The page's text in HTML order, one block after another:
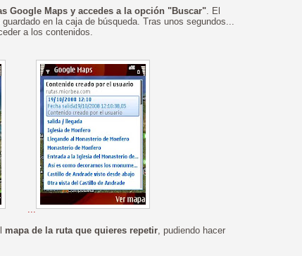
Google Maps y accedes a la opción "Buscar". El
en la caja de búsqueda. Tras unos segundos...
a los contenidos.
...
mapa de la ruta que quieres repetir, pudiendo hacer